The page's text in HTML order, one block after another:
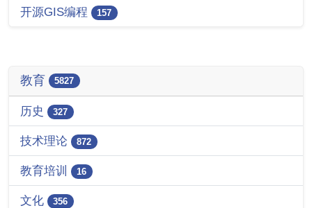
开源GIS编程 157
教育 5827
历史 327
技术理论 872
教育培训 16
文化 356